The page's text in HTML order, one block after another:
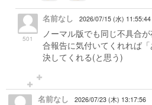
501
名前なし 2026/07/15 (水) 11:55:44
ノーマル版でも同じ不具合
合報告に気付いてくれれば
決してくれる(と思う)
名前なし 2026/07/23 (木) 13:17:56